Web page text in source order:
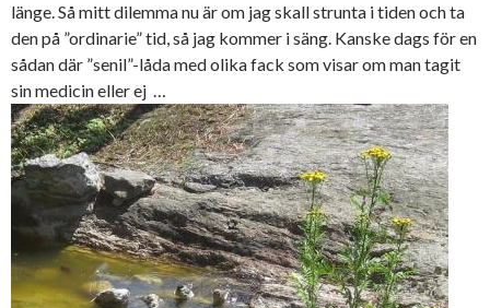
länge. Så mitt dilemma nu är om jag skall strunta i tiden och ta
den på ”ordinarie” tid, så jag kommer i säng. Kanske dags för en
sådan där ”senil”-låda med olika fack som visar om man tagit
sin medicin eller ej …